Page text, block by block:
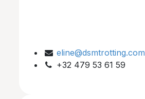
eline@dsmtrotting.com
+32 479 53 61 59